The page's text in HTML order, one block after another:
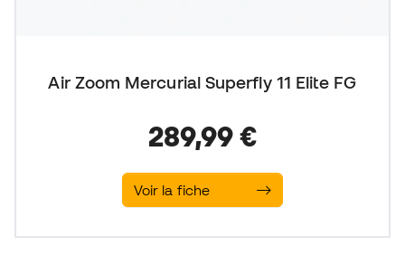
Air Zoom Mercurial Superfly 11 Elite FG
289,99 €
Voir la fiche